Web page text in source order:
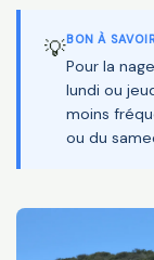
💡BON À
Pour la
lundi ou
moins
ou du